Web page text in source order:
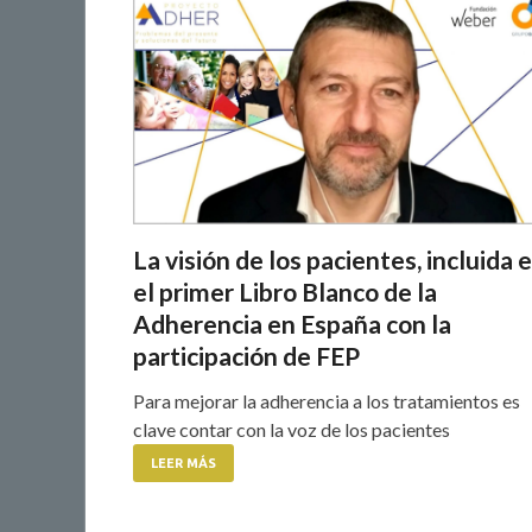
La visión de los pacientes, incluida
el primer Libro Blanco de la
Adherencia en España con la
participación de FEP
Para mejorar la adherencia a los tratamientos es
clave contar con la voz de los pacientes
LEER MÁS